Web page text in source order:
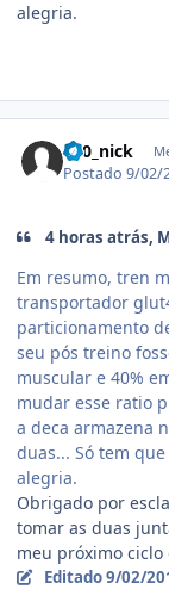
alegria.
100_nick
Postado9/02/
4 horas atrás,
Em resumo, tren
transportador
particionamento
seu pós treino
muscular e 40%
mudar esse ratio
a deca armazena
duas... Só tem
alegria.
Obrigado por
tomar as duas
meu próximo ciclo
Editado9/02/